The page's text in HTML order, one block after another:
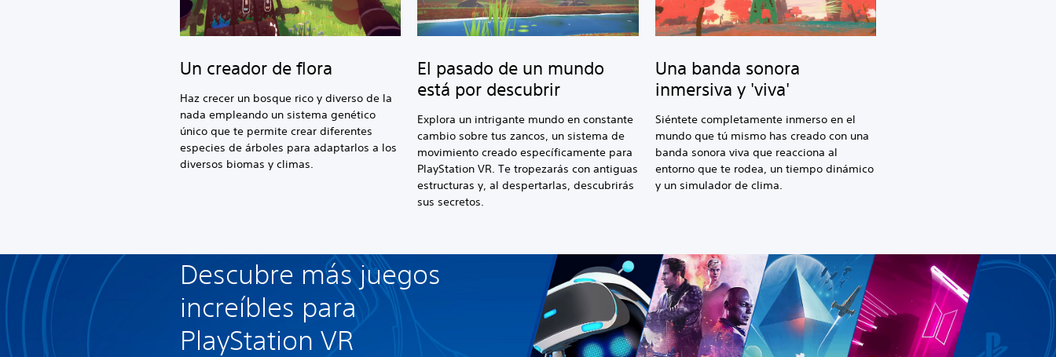
Un creador de flora
Haz crecer un bosque rico y diverso de la
nada empleando un sistema genético
único que te permite crear diferentes
especies de árboles para adaptarlos a los
diversos biomas y climas.
El pasado de un mundo
está por descubrir
Explora un intrigante mundo en constante
cambio sobre tus zancos, un sistema de
movimiento creado específicamente para
PlayStation VR. Te tropezarás con antiguas
estructuras y, al despertarlas, descubrirás
sus secretos.
Una banda sonora
inmersiva y 'viva'
Siéntete completamente inmerso en el
mundo que tú mismo has creado con una
banda sonora viva que reacciona al
entorno que te rodea, un tiempo dinámico
y un simulador de clima.
Descubre más juegos
increíbles para
PlayStation VR